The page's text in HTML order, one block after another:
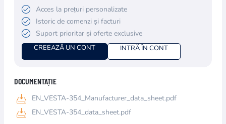
Acces la prețuri personalizate
Istoric de comenzi și facturi
Suport prioritar și oferte exclusive
CREEAZĂ UN CONT INTRĂ ÎN CONT
DOCUMENTAȚIE
EN_VESTA-354_Manufacturer_data_sheet.pdf
EN_VESTA-354_data_sheet.pdf